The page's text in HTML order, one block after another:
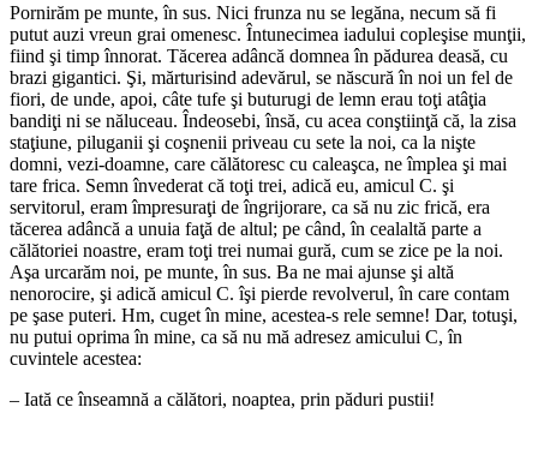
Pornirăm pe munte, în sus. Nici frunza nu se legăna, necum să fi
putut auzi vreun grai omenesc. Întunecimea iadului copleşise munţii,
fiind şi timp înnorat. Tăcerea adâncă domnea în pădurea deasă, cu
brazi gigantici. Şi, mărturisind adevărul, se născură în noi un fel de
fiori, de unde, apoi, câte tufe şi buturugi de lemn erau toţi atâţia
bandiţi ni se năluceau. Îndeosebi, însă, cu acea conştiinţă că, la zisa
staţiune, piluganii şi coşnenii priveau cu sete la noi, ca la nişte
domni, vezi-doamne, care călătoresc cu caleaşca, ne împlea şi mai
tare frica. Semn învederat că toţi trei, adică eu, amicul C. şi
servitorul, eram împresuraţi de îngrijorare, ca să nu zic frică, era
tăcerea adâncă a unuia faţă de altul; pe când, în cealaltă parte a
călătoriei noastre, eram toţi trei numai gură, cum se zice pe la noi.
Aşa urcarăm noi, pe munte, în sus. Ba ne mai ajunse şi altă
nenorocire, şi adică amicul C. îşi pierde revolverul, în care contam
pe şase puteri. Hm, cuget în mine, acestea-s rele semne! Dar, totuşi,
nu putui oprima în mine, ca să nu mă adresez amicului C, în
cuvintele acestea:
– Iată ce înseamnă a călători, noaptea, prin păduri pustii!